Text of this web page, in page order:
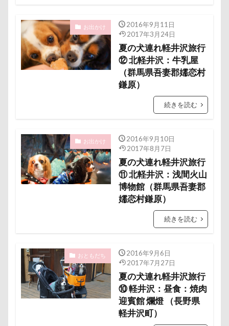
お出かけ
2016年9月11日
2017年3月24日
夏の犬連れ軽井沢旅行
⑫ 北軽井沢：牛乳屋
（群馬県吾妻郡嬬恋村
鎌原）
続きを読む
お出かけ
2016年9月10日
2017年8月7日
夏の犬連れ軽井沢旅行
⑪ 北軽井沢：浅間火山
博物館（群馬県吾妻郡
嬬恋村鎌原）
続きを読む
おともだち
2016年9月6日
2017年7月27日
夏の犬連れ軽井沢旅行
⑩ 軽井沢：昼食：焼肉
迎賓館 爛燈 （長野県
軽井沢町）
ペットドック
ペットショップ
マリンちゃん
フルーツトマト狩り
ブルブル
ブリーダー
ブリキ看板
ブランチ
ブラッシング
ブラタン
フワフワ
フレブル
フリーマーケット
フリーステッチ free stitch
フランソワーズくん
フランちゃん
フセ
フクロウの森
フォトフレーム
フォトツアー
ブレアちゃん
ブレンハイム
ペットグラス
プール
ペットカート
ペットのおうち
ベンくん
ベストショット
ブレーメン
プレゼント
プレサーモC-25
プレアデス星団
プルバックハトカー
プリンちゃん
プリシアちゃん
プライスレス
ププくん
プイネちゃん
ブロンズ像
マリーちゃん
ワンコクッキー